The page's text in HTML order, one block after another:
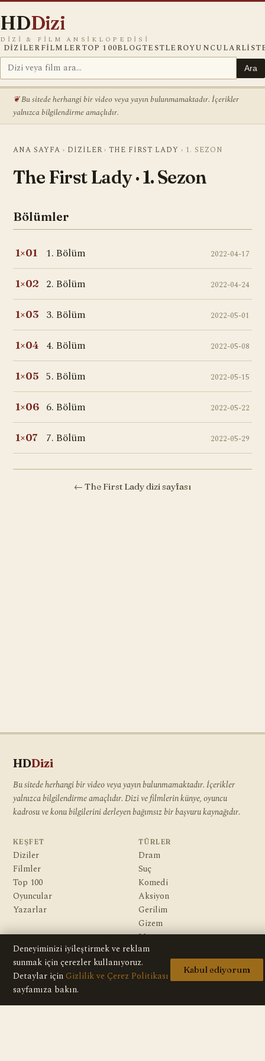
HDDizi
DIZI & FILM ANSIKLOPEDISI
DIZILERFILMLERTOP 100BLOGTESTLEROYUNCULAR
Ara
Bu sitede herhangi bir video veya yayın bulunmamaktadır. İçerikler
yalnızca bilgilendirme amaçlıdır.
ANA SAYFA › DIZILER › THE FIRST LADY › 1. SEZON
The First Lady · 1. Sezon
Bölümler
1×01 1. Bölüm 2022-04-17
1×02 2. Bölüm 2022-04-24
1×03 3. Bölüm 2022-05-01
1×04 4. Bölüm 2022-05-08
1×05 5. Bölüm 2022-05-15
1×06 6. Bölüm 2022-05-22
1×07 7. Bölüm 2022-05-29
← The First Lady dizi sayfası
HDDizi
Bu sitede herhangi bir video veya yayın bulunmamaktadır. İçerikler
yalnızca bilgilendirme amaçlıdır. Dizi ve filmlerin künye, oyuncu
kadrosu ve konu bilgilerini derleyen bağımsız bir başvuru kaynağıdır.
KEŞFET
Diziler
Filmler
Top 100
Oyuncular
Yazarlar
TÜRLER
Dram
Suç
Komedi
Aksiyon
Gerilim
Gizem
Macera
Bilim Kurgu & Fantazi
KURUMSAL
Hakkımızda
Editoryal İlkeler
Deneyiminizi iyileştirmek ve reklam
sunmak için çerezler kullanıyoruz.
Detaylar için Gizlilik ve Çerez Politikası
sayfamıza bakın.
Kabul ediyorum